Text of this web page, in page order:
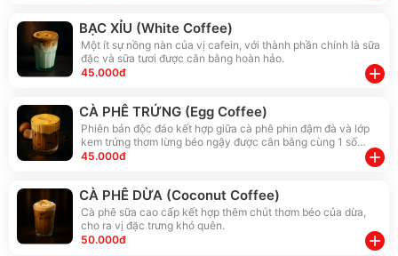
BẠC XỈU (White Coffee)
Một ít sự nồng nàn của vị cafein, với thành phần chính là sữa
đặc và sữa tươi được cân bằng hoàn hảo.
45.000đ
add
CÀ PHÊ TRỨNG (Egg Coffee)
Phiên bản độc đáo kết hợp giữa cà phê phin đậm đà và lớp
kem trứng thơm lừng béo ngậy được cân bằng cùng 1 số
nguyên liệu bí mật, tạo nên một trải nghiệm vị giác gây
45.000đ add
CÀ PHÊ DỪA (Coconut Coffee)
Cà phê sữa cao cấp kết hợp thêm chút thơm béo của dừa,
cho ra vị đặc trưng khó quên.
50.000đ
add